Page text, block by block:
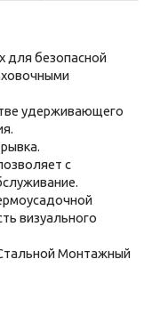
для безопасной
удерживающего
с
визуального
Монтажный